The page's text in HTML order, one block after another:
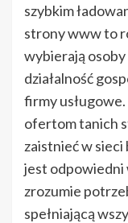
szybkim
strony www to
wybierają
działalność
firmy
ofertom tanich
zaistnieć w
jest
zrozumie
spełniającą